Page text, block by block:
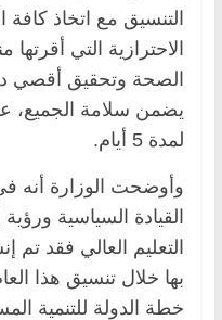
التنسيق مع اتخاذ كافة
الاحترازية التي
الصحة وتحقيق أقصي
يضمن سلامة الجميع،
لمدة 5 أيام.
وأوضحت الوزارة أنه
القيادة السياسية
التعليم العالي فقد تم
بها خلال تنسيق هذا
خطة الدولة للتنمية